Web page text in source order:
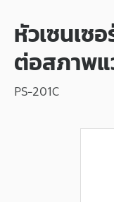
หัวเซนเซ
ต่อสภาพแ
PS-201C